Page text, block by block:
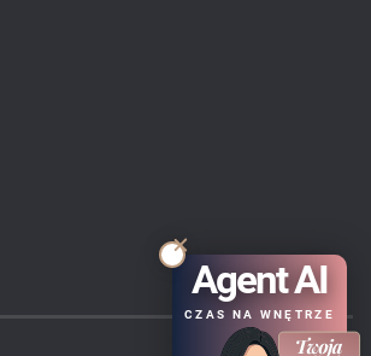
Agent AI
CZAS NA WNĘTRZE